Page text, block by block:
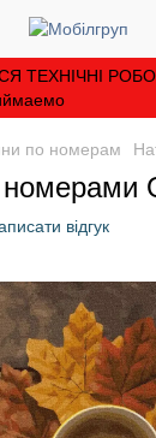
ТЕХНІЧНІ
по номерам
відгук